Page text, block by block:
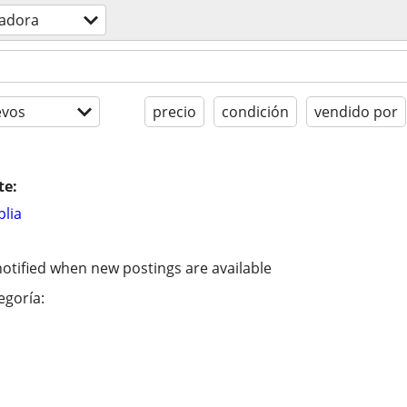
precio condición vendido por
when new postings are available